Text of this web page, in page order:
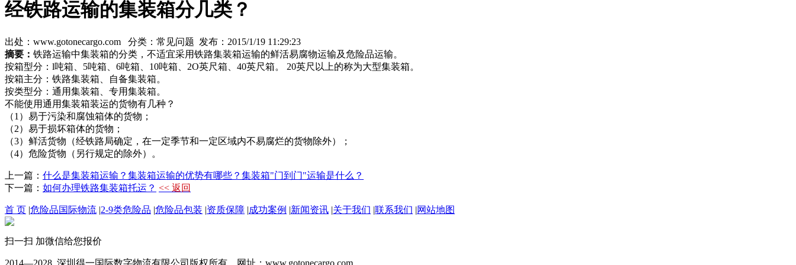
经铁路运输的集装箱分几类？
出处：www.gotonecargo.com 分类：常见问题 发布：2015/1/19 11:29:23
摘要： 铁路运输中集装箱的分类，不适宜采用铁路集装箱运输的鲜活易腐物运输及危险品运输。
按箱型分：l吨箱、5吨箱、6吨箱、10吨箱、2O英尺箱、40英尺箱。 20英尺以上的称为大型集装箱。
按箱主分：铁路集装箱、自备集装箱。
按类型分：通用集装箱、专用集装箱。
不能使用通用集装箱装运的货物有几种？
（1）易于污染和腐蚀箱体的货物；
（2）易于损坏箱体的货物；
（3）鲜活货物（经铁路局确定，在一定季节和一定区域内不易腐烂的货物除外）；
（4）危险货物（另行规定的除外）。
上一篇： 什么是集装箱运输？集装箱运输的优势有哪些？集装箱"门到门"运输是什么？
下一篇： 如何办理铁路集装箱托运？ << 返回
首 页 |危险品国际物流 |2-9类危险品 |危险品包装 |资质保障 |成功案例 |新闻资讯 |关于我们 |联系我们 |网站地图
扫一扫 加微信给您报价
2014—2028 深圳得一国际数字物流有限公司版权所有 网址：www.gotonecargo.com